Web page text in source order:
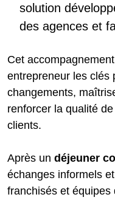
solution
des agences et
Cet
entrepreneur les clés
changements,
renforcer la qualité
clients.
Après un déjeuner
échanges informels
franchisés et équipes